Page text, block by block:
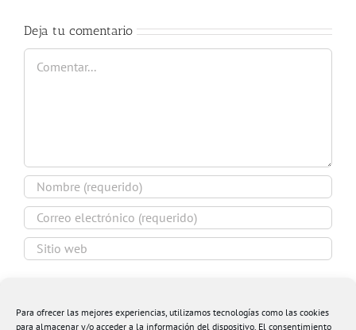
Para ofrecer las mejores experiencias, utilizamos tecnologías como las cookies
para almacenar y/o acceder a la información del dispositivo. El consentimiento
Deja tu comentario
Comentar
navegador para la próxima vez que comente.